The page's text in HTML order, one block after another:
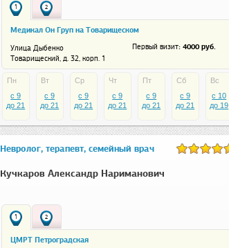
1 2
Медикал Он Груп на Товарищеском
Улица Дыбенко
Товарищеский, д. 32, корп. 1
Первый визит: 4000 руб.
Пн
c 9
до 21
Вт
c 9
до 21
Ср
c 9
до 21
Чт
c 9
до 21
Пт
c 9
до 21
Сб
c 9
до 21
Вс
c 10
до 19
Невролог, терапевт, семейный врач
Кучкаров Александр Нариманович
1 2
ЦМРТ Петроградская